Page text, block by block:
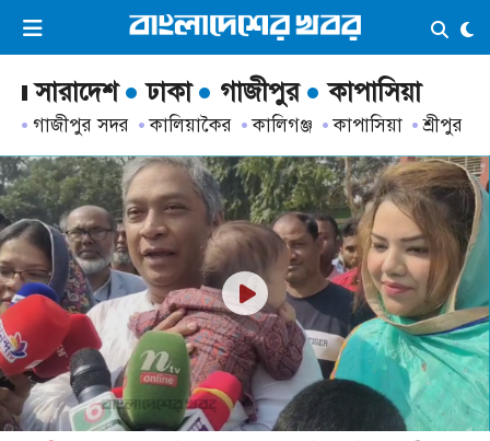
ভিডিও ই-পেপার লগইন ×
প্রচ্ছদ
সর্বশেষ
সব বিভাগ
আর্কাইভ
কনভার্টার
সারাদেশ ঢাকা গাজীপুর কাপাসিয়া
গাজীপুর সদর কালিয়াকৈর কালিগঞ্জ কাপাসিয়া শ্রীপুর